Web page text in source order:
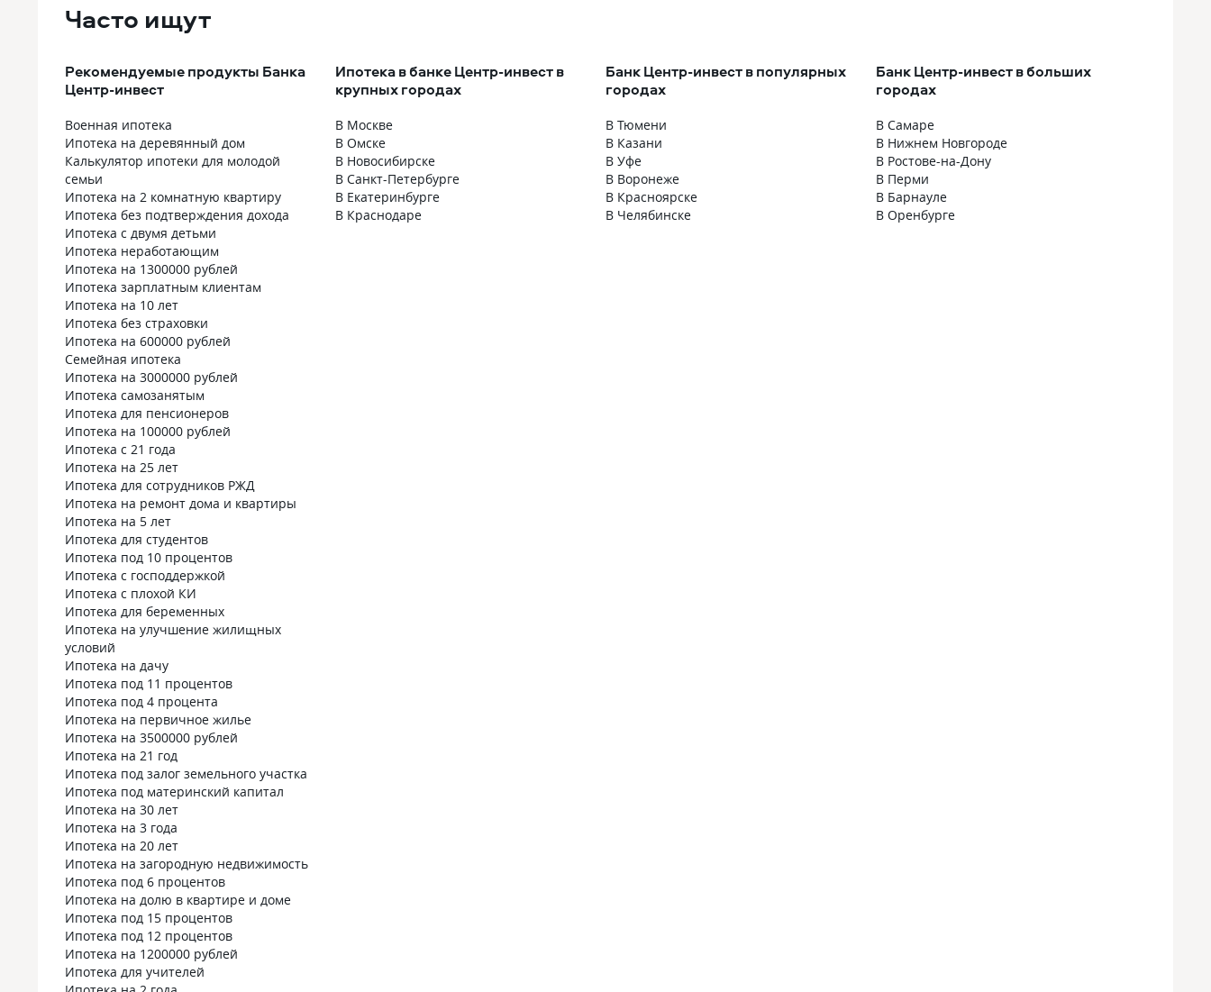
Часто ищут
Рекомендуемые продукты Банка
Центр-инвест
Военная ипотека
Ипотека на деревянный дом
Калькулятор ипотеки для молодой
семьи
Ипотека на 2 комнатную квартиру
Ипотека без подтверждения дохода
Ипотека с двумя детьми
Ипотека неработающим
Ипотека на 1300000 рублей
Ипотека зарплатным клиентам
Ипотека на 10 лет
Ипотека без страховки
Ипотека на 600000 рублей
Семейная ипотека
Ипотека на 3000000 рублей
Ипотека самозанятым
Ипотека для пенсионеров
Ипотека на 100000 рублей
Ипотека с 21 года
Ипотека на 25 лет
Ипотека для сотрудников РЖД
Ипотека на ремонт дома и квартиры
Ипотека на 5 лет
Ипотека для студентов
Ипотека под 10 процентов
Ипотека с господдержкой
Ипотека с плохой КИ
Ипотека для беременных
Ипотека на улучшение жилищных
условий
Ипотека на дачу
Ипотека под 11 процентов
Ипотека под 4 процента
Ипотека на первичное жилье
Ипотека на 3500000 рублей
Ипотека на 21 год
Ипотека под залог земельного участка
Ипотека под материнский капитал
Ипотека на 30 лет
Ипотека на 3 года
Ипотека на 20 лет
Ипотека на загородную недвижимость
Ипотека под 6 процентов
Ипотека на долю в квартире и доме
Ипотека под 15 процентов
Ипотека под 12 процентов
Ипотека на 1200000 рублей
Ипотека для учителей
Ипотека в банке Центр-инвест в
крупных городах
В Москве
В Омске
В Новосибирске
В Санкт-Петербурге
В Екатеринбурге
В Краснодаре
Банк Центр-инвест в популярных
городах
В Тюмени
В Казани
В Уфе
В Воронеже
В Красноярске
В Челябинске
Банк Центр-инвест в больших
городах
В Самаре
В Нижнем Новгороде
В Ростове-на-Дону
В Перми
В Барнауле
В Оренбурге